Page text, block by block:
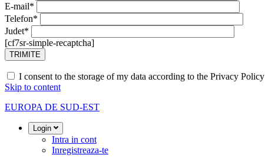
E-mail*
Telefon*
Judet*
[cf7sr-simple-recaptcha]
I consent to the storage of my data according to the Privacy Policy
Skip to content
EUROPA DE SUD-EST
Login
Intra in cont
Inregistreaza-te